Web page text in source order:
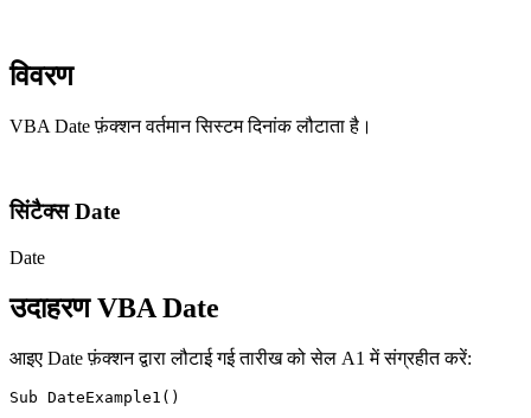
विवरण
VBA Date फ़ंक्शन वर्तमान सिस्टम दिनांक लौटाता है।
सिंटैक्स Date
Date
उदाहरण VBA Date
आइए Date फ़ंक्शन द्वारा लौटाई गई तारीख को सेल A1 में संग्रहीत करें:
Sub DateExample1()